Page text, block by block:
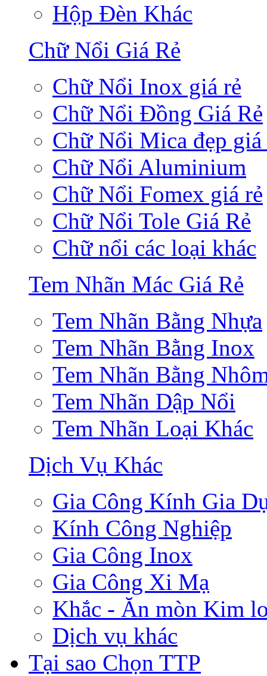
Hộp Đèn Khác
Chữ Nổi Giá Rẻ
Chữ Nổi Inox giá rẻ
Chữ Nổi Đồng Giá Rẻ
Chữ Nổi Mica đẹp giá
Chữ Nổi Aluminium
Chữ Nổi Fomex giá rẻ
Chữ Nổi Tole Giá Rẻ
Chữ nổi các loại khác
Tem Nhãn Mác Giá Rẻ
Tem Nhãn Bằng Nhựa
Tem Nhãn Bằng Inox
Tem Nhãn Bằng
Tem Nhãn Dập Nổi
Tem Nhãn Loại Khác
Dịch Vụ Khác
Gia Công Kính Gia
Kính Công Nghiệp
Gia Công Inox
Gia Công Xi Mạ
Khắc - Ăn mòn Kim
Dịch vụ khác
Tại sao Chọn TTP